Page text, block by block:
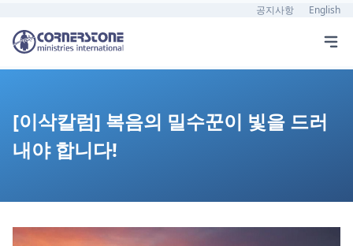
공지사항 English
[이삭칼럼] 복음의 밀수꾼이 빛을 드러
내야 합니다!